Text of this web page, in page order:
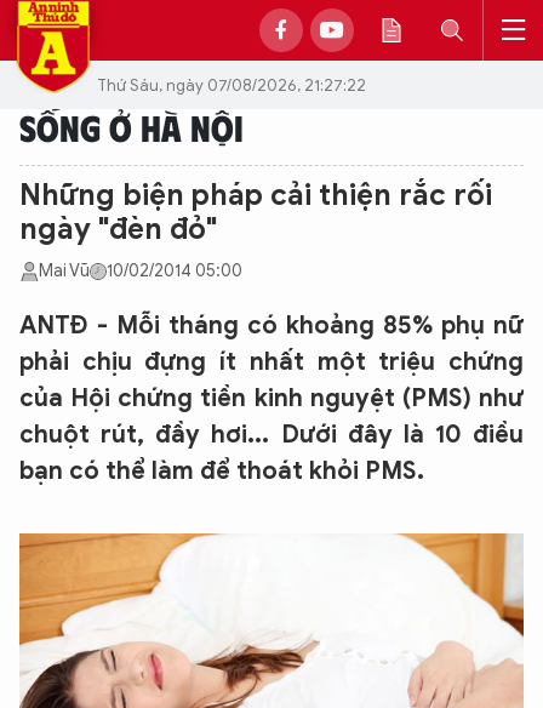
Thứ Sáu, ngày 07/08/2026, 21:27:22
SỐNG Ở HÀ NỘI
Những biện pháp cải thiện rắc rối
ngày "đèn đỏ"
Mai Vũ 10/02/2014 05:00
ANTĐ - Mỗi tháng có khoảng 85% phụ nữ
phải chịu đựng ít nhất một triệu chứng
của Hội chứng tiền kinh nguyệt (PMS) như
chuột rút, đầy hơi... Dưới đây là 10 điều
bạn có thể làm để thoát khỏi PMS.